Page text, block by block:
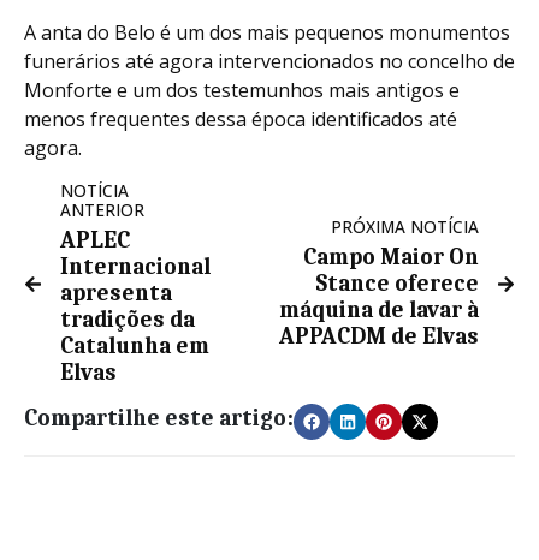
A anta do Belo é um dos mais pequenos monumentos
funerários até agora intervencionados no concelho de
Monforte e um dos testemunhos mais antigos e
menos frequentes dessa época identificados até
agora.
NOTÍCIA
ANTERIOR
APLEC
Internacional
apresenta
tradições da
Catalunha em
Elvas
PRÓXIMA NOTÍCIA
Campo Maior On
Stance oferece
máquina de lavar à
APPACDM de Elvas
Compartilhe este artigo: